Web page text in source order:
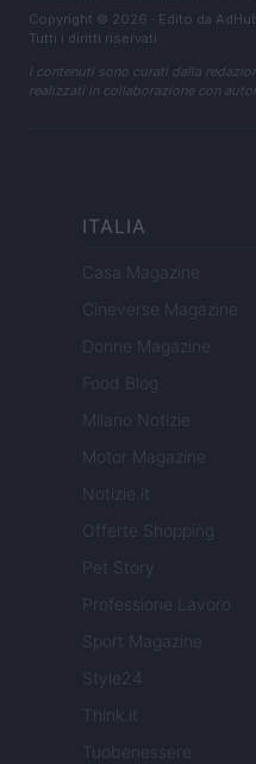
Copyright © 2026 · Edito da
Tutti i diritti riservati
I contenuti sono curati dalla
realizzati in collaborazione con
ITALIA
Casa Magazine
Cineverse Magazine
Donne Magazine
Food Blog
Milano Notizie
Motor Magazine
Notizie.it
Offerte Shopping
Pet Story
Professione Lavoro
Sport Magazine
Style24
Think.it
Tuobenessere